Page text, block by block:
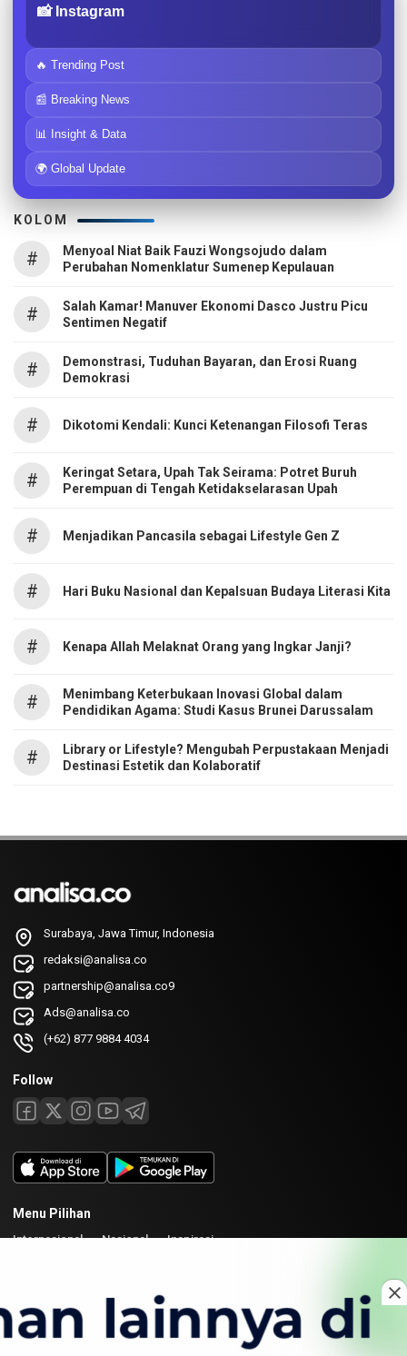
📸 Instagram
🔥 Trending Post
📰 Breaking News
📊 Insight & Data
🌍 Global Update
KOLOM
#
Menyoal Niat Baik Fauzi Wongsojudo dalam
Perubahan Nomenklatur Sumenep Kepulauan
#
Salah Kamar! Manuver Ekonomi Dasco Justru Picu
Sentimen Negatif
#
Demonstrasi, Tuduhan Bayaran, dan Erosi Ruang
Demokrasi
# Dikotomi Kendali: Kunci Ketenangan Filosofi Teras
#
Keringat Setara, Upah Tak Seirama: Potret Buruh
Perempuan di Tengah Ketidakselarasan Upah
# Menjadikan Pancasila sebagai Lifestyle Gen Z
# Hari Buku Nasional dan Kepalsuan Budaya Literasi Kita
# Kenapa Allah Melaknat Orang yang Ingkar Janji?
#
Menimbang Keterbukaan Inovasi Global dalam
Pendidikan Agama: Studi Kasus Brunei Darussalam
#
Library or Lifestyle? Mengubah Perpustakaan Menjadi
Destinasi Estetik dan Kolaboratif
Surabaya, Jawa Timur, Indonesia
redaksi@analisa.co
partnership@analisa.co9
Ads@analisa.co
(+62) 877 9884 4034
Follow
Menu Pilihan
Internasional Nasional Inspirasi
Redaksi Kirim Karya
Copyright © 2026 Analisa. All rights reserved.